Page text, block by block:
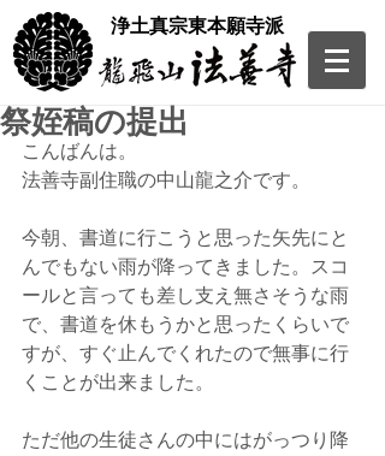
​浄土真宗東本願寺派
祭姪稿の提出
こんばんは。
法善寺副住職の中山龍之介です。
今朝、書道に行こうと思った矢先にと
んでもない雨が降ってきました。スコ
ールと言っても差し支え無さそうな雨
で、書道を休もうかと思ったくらいで
すが、すぐ止んでくれたので無事に行
くことが出来ました。
ただ他の生徒さんの中にはがっつり降